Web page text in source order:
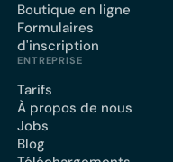
Boutique en ligne
Formulaires
d'inscription
ENTREPRISE
Tarifs
À propos de nous
Jobs
Blog